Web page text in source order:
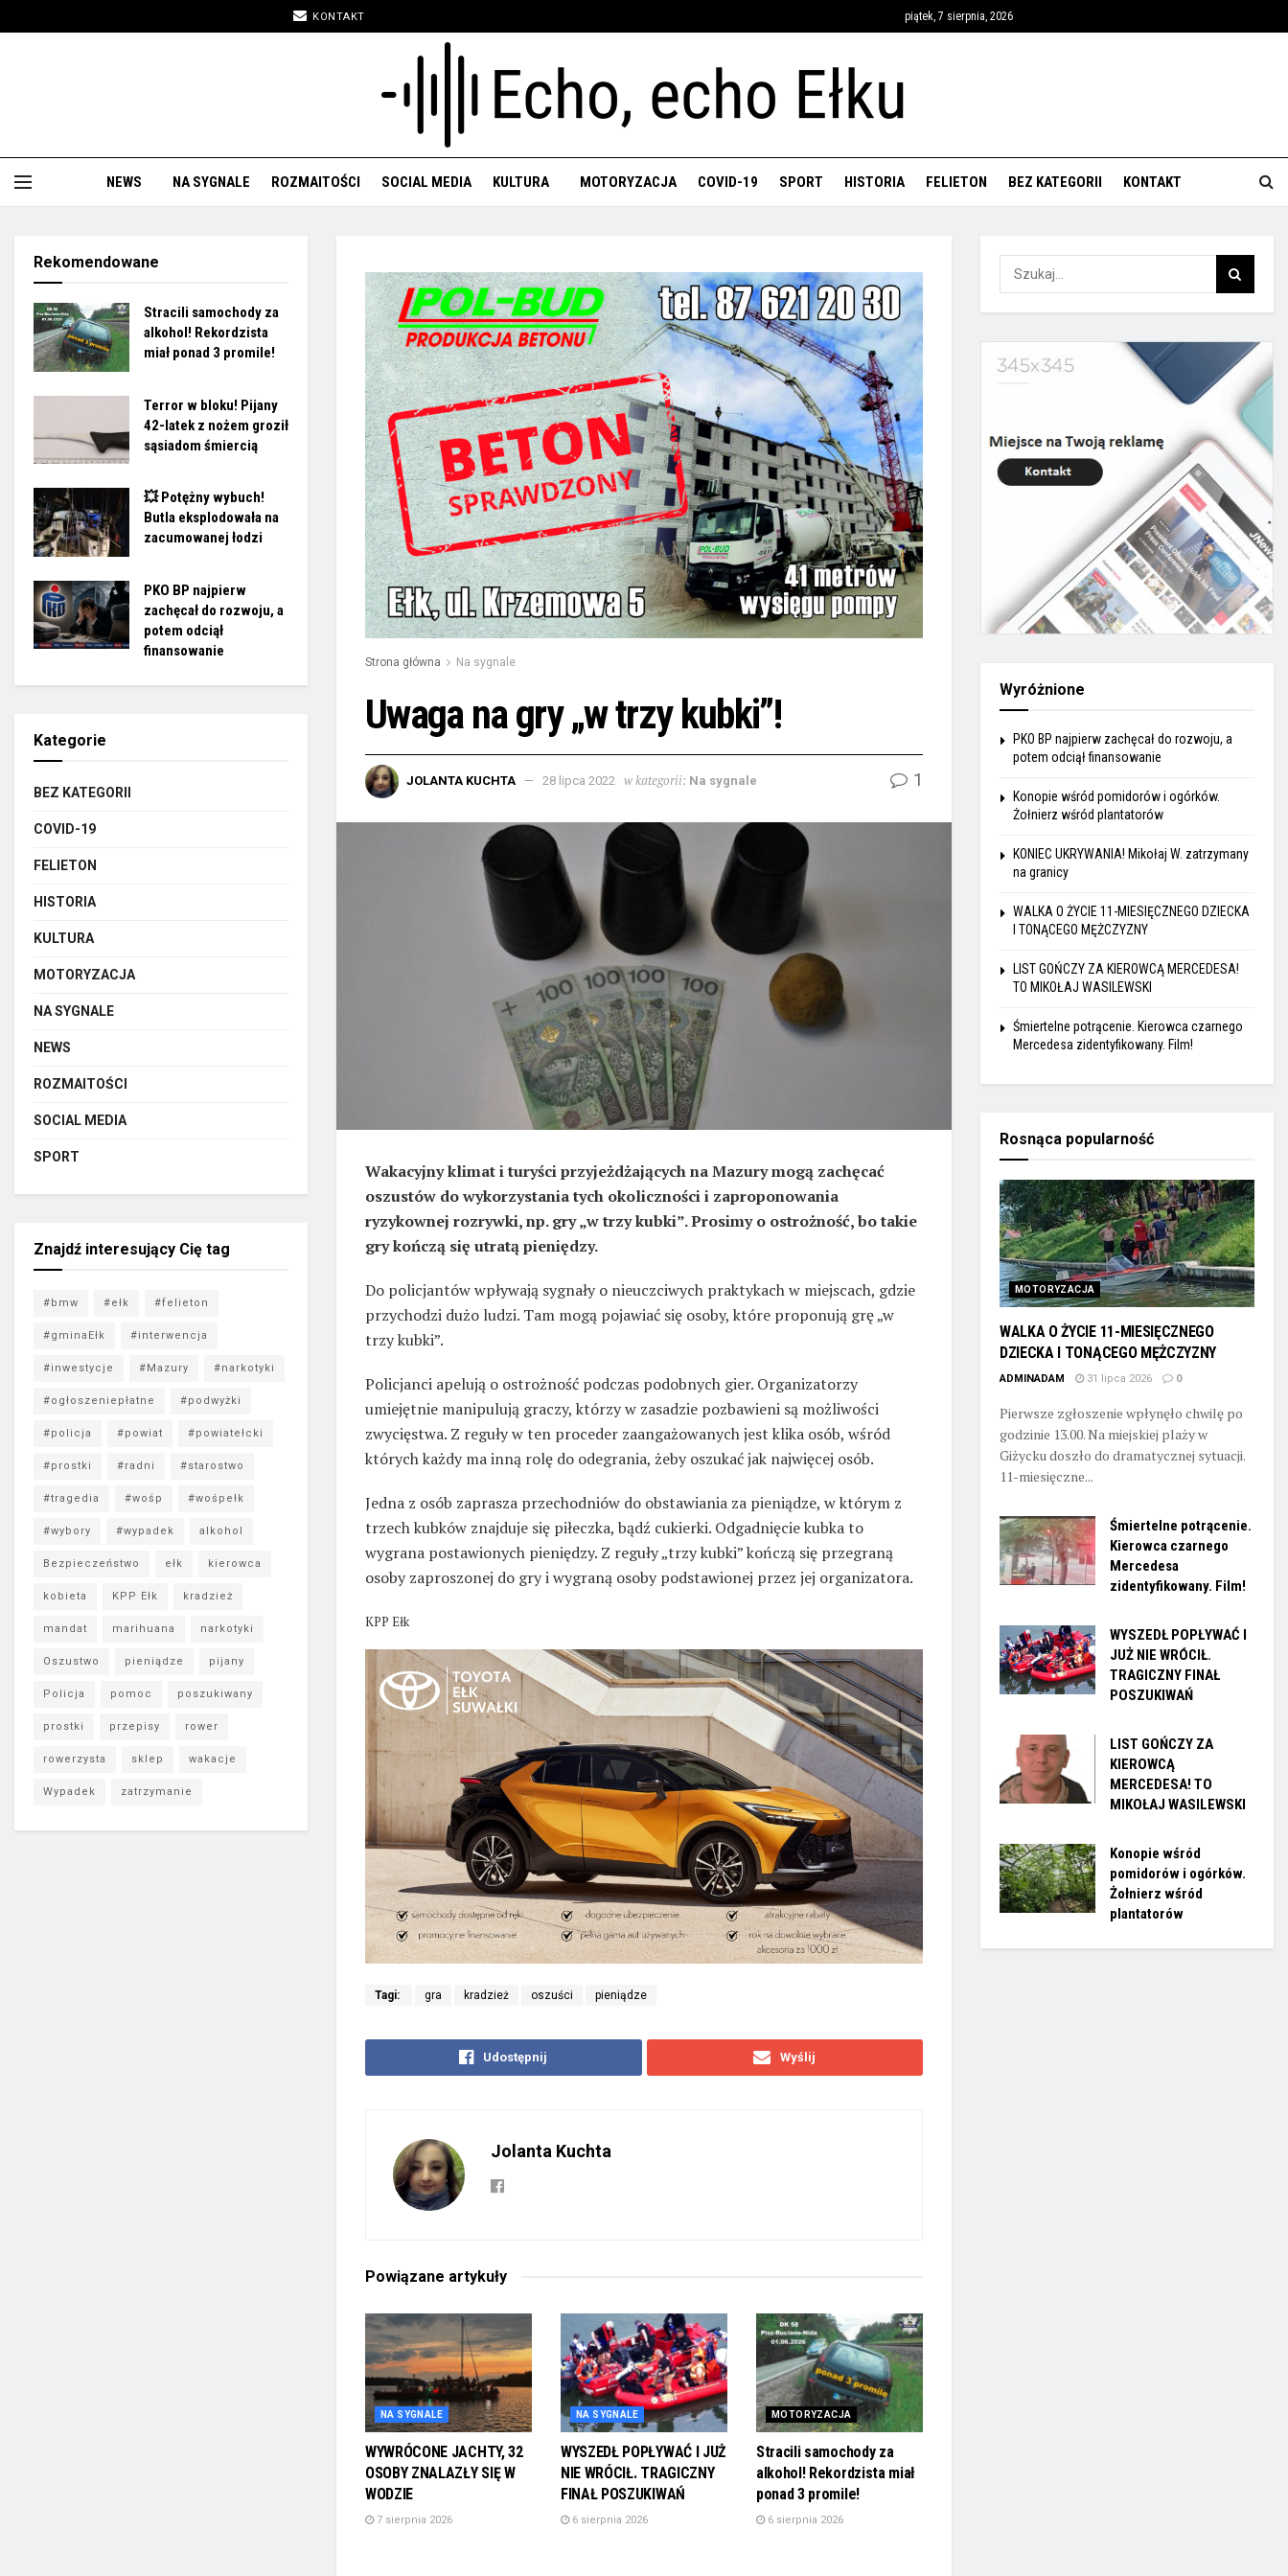
KONTAKT piątek, 7 sierpnia, 2026
NEWS NA SYGNALE ROZMAITOŚCI SOCIAL MEDIA KULTURA MOTORYZACJA COVID-19 SPORT HISTORIA FELIETON BEZ KATEGORII KONTAKT
Strona główna Na sygnale
Uwaga na gry „w trzy kubki”!
JOLANTA KUCHTA 28 lipca 2022 w kategorii: Na sygnale 1
Wakacyjny klimat i turyści przyjeżdżających na Mazury mogą zachęcać
oszustów do wykorzystania tych okoliczności i zaproponowania
ryzykownej rozrywki, np. gry „w trzy kubki”. Prosimy o ostrożność, bo takie
gry kończą się utratą pieniędzy.
Do policjantów wpływają sygnały o nieuczciwych praktykach w miejscach, gdzie
przychodzi dużo ludzi. Tam mogą pojawiać się osoby, które proponują grę „w
trzy kubki”.
Policjanci apelują o ostrożność podczas podobnych gier. Organizatorzy
umiejętnie manipulują graczy, którzy w zasadzie pozbawieni są możliwości
zwycięstwa. Z reguły w ten proceder zaangażowanych jest klika osób, wśród
których każdy ma inną rolę do odegrania, żeby oszukać jak najwięcej osób.
Jedna z osób zaprasza przechodniów do obstawiania za pieniądze, w którym z
trzech kubków znajduje się piłeczka, bądź cukierki. Odgadnięcie kubka to
wygrana postawionych pieniędzy. Z reguły „trzy kubki” kończą się przegraną
osoby zaproszonej do gry i wygraną osoby podstawionej przez jej organizatora.
KPP Ełk
Tagi: gra kradzież oszuści pieniądze
Udostępnij Wyślij
Jolanta Kuchta
Powiązane artykuły
NA SYGNALE
WYWRÓCONE JACHTY, 32
OSOBY ZNALAZŁY SIĘ W
WODZIE
7 sierpnia 2026
NA SYGNALE
WYSZEDŁ POPŁYWAĆ I JUŻ
NIE WRÓCIŁ. TRAGICZNY
FINAŁ POSZUKIWAŃ
6 sierpnia 2026
MOTORYZACJA
Stracili samochody za
alkohol! Rekordzista miał
ponad 3 promile!
6 sierpnia 2026
Rekomendowane
Stracili samochody za
alkohol! Rekordzista
miał ponad 3 promile!
Terror w bloku! Pijany
42-latek z nożem groził
sąsiadom śmiercią
💥 Potężny wybuch!
Butla eksplodowała na
zacumowanej łodzi
PKO BP najpierw
zachęcał do rozwoju, a
potem odciął
finansowanie
Kategorie
BEZ KATEGORII
COVID-19
FELIETON
HISTORIA
KULTURA
MOTORYZACJA
NA SYGNALE
NEWS
ROZMAITOŚCI
SOCIAL MEDIA
SPORT
Znajdź interesujący Cię tag
#bmw #ełk #felieton
#gminaEłk #interwencja
#inwestycje #Mazury #narkotyki
#ogłoszeniepłatne #podwyżki
#policja #powiat #powiatełcki
#prostki #radni #starostwo
#tragedia #wośp #wośpełk
#wybory #wypadek alkohol
Bezpieczeństwo ełk kierowca
kobieta KPP Ełk kradzież
mandat marihuana narkotyki
Oszustwo pieniądze pijany
Policja pomoc poszukiwany
prostki przepisy rower
rowerzysta sklep wakacje
Wypadek zatrzymanie
Wyróżnione
PKO BP najpierw zachęcał do rozwoju, a
potem odciął finansowanie
Konopie wśród pomidorów i ogórków.
Żołnierz wśród plantatorów
KONIEC UKRYWANIA! Mikołaj W. zatrzymany
na granicy
WALKA O ŻYCIE 11-MIESIĘCZNEGO DZIECKA
I TONĄCEGO MĘŻCZYZNY
LIST GOŃCZY ZA KIEROWCĄ MERCEDESA!
TO MIKOŁAJ WASILEWSKI
Śmiertelne potrącenie. Kierowca czarnego
Mercedesa zidentyfikowany. Film!
Rosnąca popularność
MOTORYZACJA
WALKA O ŻYCIE 11-MIESIĘCZNEGO
DZIECKA I TONĄCEGO MĘŻCZYZNY
ADMINADAM 31 lipca 2026 0
Pierwsze zgłoszenie wpłynęło chwilę po
godzinie 13.00. Na miejskiej plaży w
Giżycku doszło do dramatycznej sytuacji.
11-miesięczne...
Śmiertelne potrącenie.
Kierowca czarnego
Mercedesa
zidentyfikowany. Film!
WYSZEDŁ POPŁYWAĆ I
JUŻ NIE WRÓCIŁ.
TRAGICZNY FINAŁ
POSZUKIWAŃ
LIST GOŃCZY ZA
KIEROWCĄ
MERCEDESA! TO
MIKOŁAJ WASILEWSKI
Konopie wśród
pomidorów i ogórków.
Żołnierz wśród
plantatorów